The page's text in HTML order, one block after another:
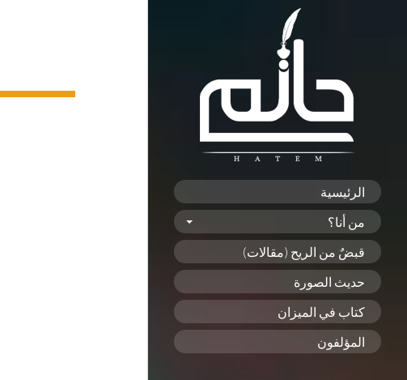
الرئيسية
من أنا؟
قبضٌ من الريح (مقالات)
حديث الصورة
كتاب في الميزان
المؤلفون